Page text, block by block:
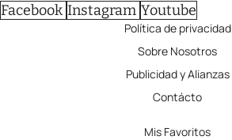
Facebook Instagram Youtube
Política de privacidad
Sobre Nosotros
Publicidad y Alianzas
Contácto
Mis Favoritos